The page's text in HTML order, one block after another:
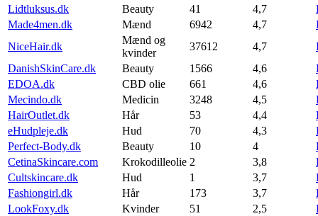
Lidtluksus.dk
Beauty 41 4,7
Made4men.dk
Mænd 6942 4,7
NiceHair.dk
Mænd og
kvinder
37612 4,7
DanishSkinCare.dk
Beauty 1566 4,6
EDOA.dk
CBD olie 661 4,6
Mecindo.dk
Medicin 3248 4,5
HairOutlet.dk
Hår 53 4,4
eHudpleje.dk
Hud 70 4,3
Perfect-Body.dk
Beauty 10 4
CetinaSkincare.com
Krokodilleolie 2 3,8
Cultskincare.dk
Hud 1 3,7
Fashiongirl.dk
Hår 173 3,7
LookFoxy.dk
Kvinder 51 2,5